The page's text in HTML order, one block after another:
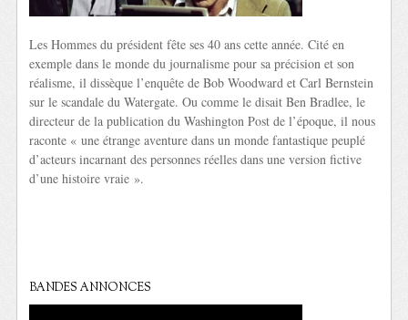
Les Hommes du président fête ses 40 ans cette année. Cité en
exemple dans le monde du journalisme pour sa précision et son
réalisme, il dissèque l’enquête de Bob Woodward et Carl Bernstein
sur le scandale du Watergate. Ou comme le disait Ben Bradlee, le
directeur de la publication du Washington Post de l’époque, il nous
raconte « une étrange aventure dans un monde fantastique peuplé
d’acteurs incarnant des personnes réelles dans une version fictive
d’une histoire vraie ».
BANDES ANNONCES